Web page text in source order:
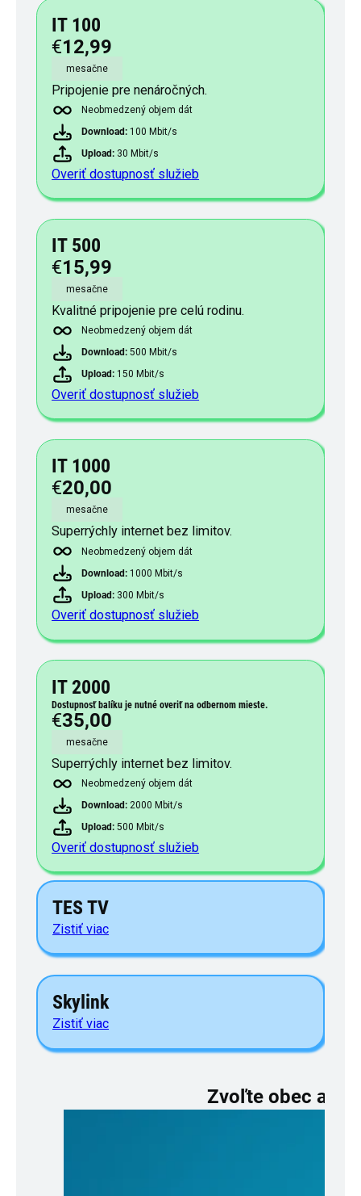
IT 100
€12,99
mesačne
Pripojenie pre nenáročných.
Neobmedzený objem dát
Download: 100 Mbit/s
Upload: 30 Mbit/s
Overiť dostupnosť služieb
IT 500
€15,99
mesačne
Kvalitné pripojenie pre celú rodinu.
Neobmedzený objem dát
Download: 500 Mbit/s
Upload: 150 Mbit/s
Overiť dostupnosť služieb
IT 1000
€20,00
mesačne
Superrýchly internet bez limitov.
Neobmedzený objem dát
Download: 1000 Mbit/s
Upload: 300 Mbit/s
Overiť dostupnosť služieb
IT 2000
Dostupnosť balíku je nutné overiť na odbernom mieste.
€35,00
mesačne
Superrýchly internet bez limitov.
Neobmedzený objem dát
Download: 2000 Mbit/s
Upload: 500 Mbit/s
Overiť dostupnosť služieb
TES TV
Zistiť viac
Skylink
Zistiť viac
Zvoľte obec a